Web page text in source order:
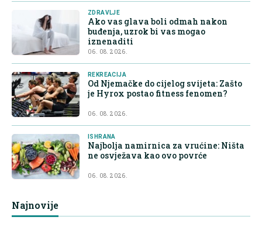
ZDRAVLJE
Ako vas glava boli odmah nakon
buđenja, uzrok bi vas mogao
iznenaditi
06. 08. 2026.
REKREACIJA
Od Njemačke do cijelog svijeta: Zašto
je Hyrox postao fitness fenomen?
06. 08. 2026.
ISHRANA
Najbolja namirnica za vrućine: Ništa
ne osvježava kao ovo povrće
06. 08. 2026.
Najnovije